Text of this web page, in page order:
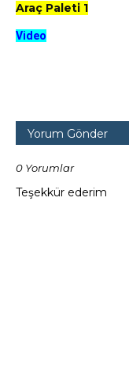
Araç Paleti 1
Video
Yorum Gönder
0 Yorumlar
Teşekkür ederim